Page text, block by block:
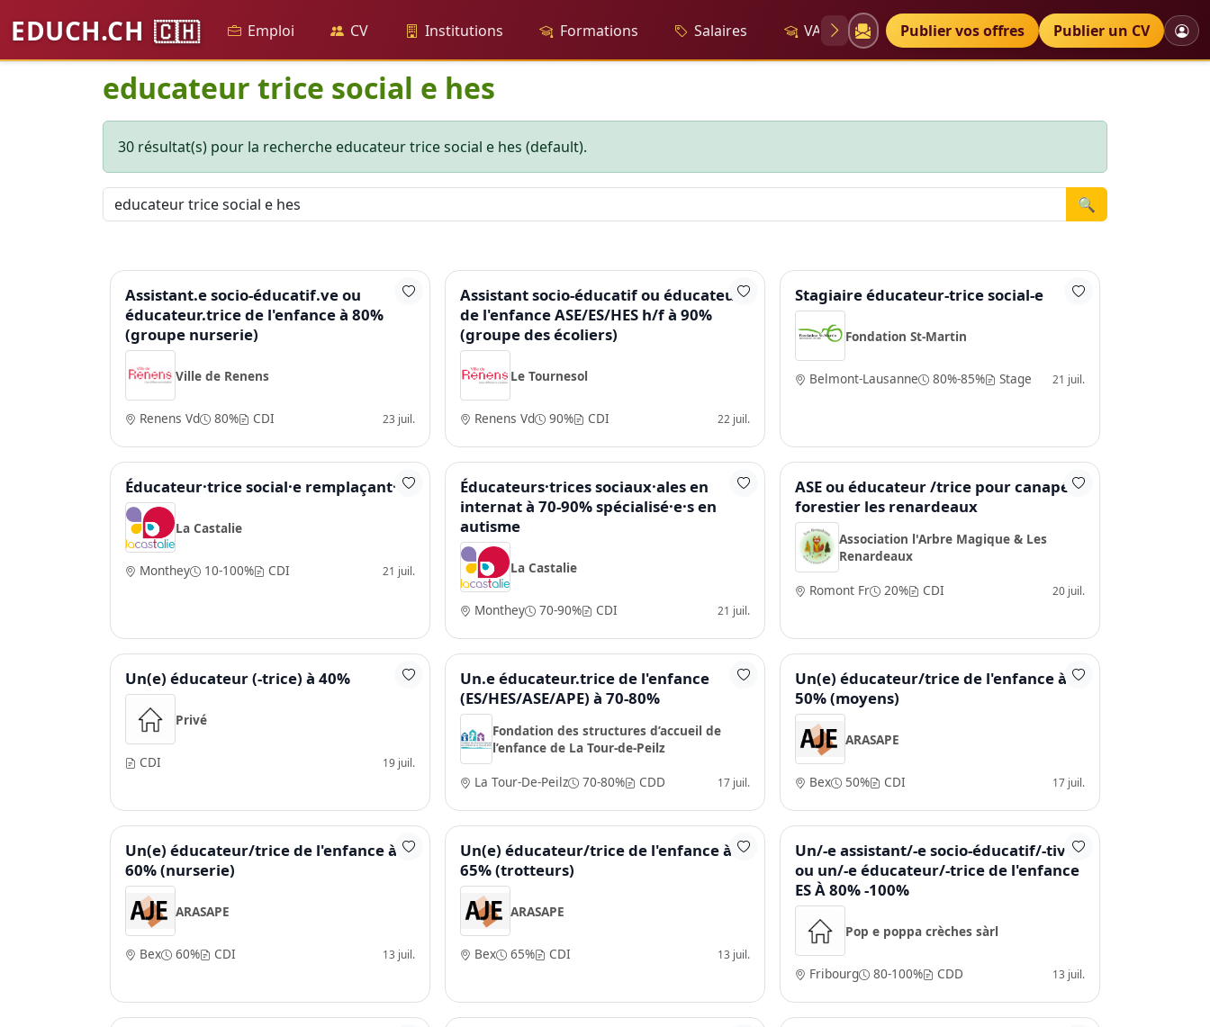
EDUCH.CH 🇨🇭 Emploi CV Institutions Formations Salaires VAE Diplômes Petites annonces
Publier vos offres Publier un CV
educateur trice social e hes
30 résultat(s) pour la recherche educateur trice social e hes (default).
🔍
Assistant.e socio-éducatif.ve ou
éducateur.trice de l'enfance à 80%
(groupe nurserie)
Ville de Renens
Renens Vd 80% CDI 23 juil.
Assistant socio-éducatif ou éducateur
de l'enfance ASE/ES/HES h/f à 90%
(groupe des écoliers)
Le Tournesol
Renens Vd 90% CDI 22 juil.
Stagiaire éducateur-trice social-e
Fondation St-Martin
Belmont-Lausanne 80%-85% Stage 21 juil.
Éducateur·trice social·e remplaçant·e
La Castalie
Monthey 10-100% CDI 21 juil.
Éducateurs·trices sociaux·ales en
internat à 70-90% spécialisé·e·s en
autisme
La Castalie
Monthey 70-90% CDI 21 juil.
ASE ou éducateur /trice pour canapé
forestier les renardeaux
Association l'Arbre Magique & Les
Renardeaux
Romont Fr
20% CDI 20 juil.
Un(e) éducateur (-trice) à 40%
Privé
CDI 19 juil.
Un.e éducateur.trice de l'enfance
(ES/HES/ASE/APE) à 70-80%
Fondation des structures d’accueil de
l’enfance de La Tour-de-Peilz
La Tour-De-Peilz
70-80% CDD 17 juil.
Un(e) éducateur/trice de l'enfance à
50% (moyens)
ARASAPE
Bex 50% CDI 17 juil.
Un(e) éducateur/trice de l'enfance à
60% (nurserie)
ARASAPE
Bex 60% CDI 13 juil.
Un(e) éducateur/trice de l'enfance à
65% (trotteurs)
ARASAPE
Bex 65% CDI 13 juil.
Un/-e assistant/-e socio-éducatif/-tive
ou un/-e éducateur/-trice de l'enfance
ES À 80% -100%
Pop e poppa crèches sàrl
Fribourg 80-100% CDD 13 juil.